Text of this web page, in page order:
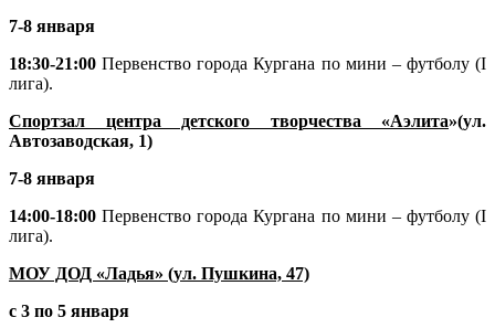
7-8 января
18:30-21:00Первенство города Кургана по мини – футболу (I
лига).
Спортзал центра детского творчества «Аэлита»(ул.
Автозаводская, 1)
7-8 января
14:00-18:00Первенство города Кургана по мини – футболу (I
лига).
МОУ ДОД «Ладья» (ул. Пушкина, 47)
с 3 по 5 января